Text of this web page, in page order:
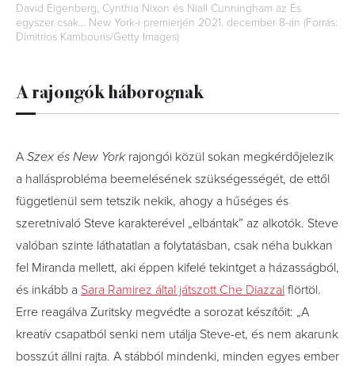
David Eigenberg, Cynthia Nixon és Niall Cunningham az És
egyszer csak… New York-i premierjén 2021. december 8-án (Forrás:
Dimitrios Kambouris/Getty Images)
A rajongók háborognak
A Szex és New Yorkrajongói közül sokan megkérdőjelezik
a hallásprobléma beemelésének szükségességét, de ettől
függetlenül sem tetszik nekik, ahogy a hűséges és
szeretnivaló Steve karakterével „elbántak” az alkotók. Steve
valóban szinte láthatatlan a folytatásban, csak néha bukkan
fel Miranda mellett, aki éppen kifelé tekintget a házasságból,
és inkább a Sara Ramirez által játszott Che Diazzal flörtöl.
Erre reagálva Zuritsky megvédte a sorozat készítőit: „A
kreatív csapatból senki nem utálja Steve-et, és nem akarunk
bosszút állni rajta. A stábból mindenki, minden egyes ember